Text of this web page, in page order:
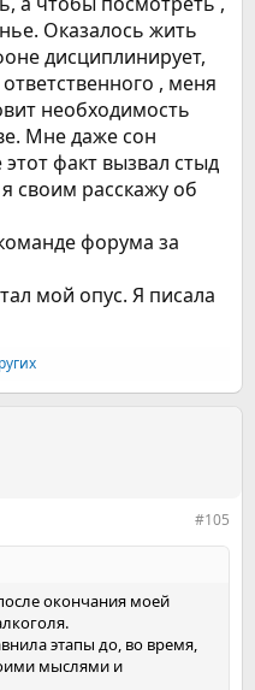
Оказалось жить
дисциплинирует,
, меня
необходимость
Мне даже сон
факт вызвал стыд
своим расскажу об
форума за
мой опус. Я писала
#105
окончания моей
этапы до, во время,
мыслями и